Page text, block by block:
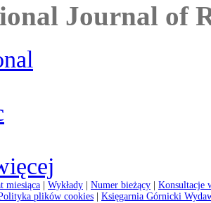
Journal of
miesiąca Wykłady Numer bieżący
Konsultacje
plików cookies Księgarnia Górnicki